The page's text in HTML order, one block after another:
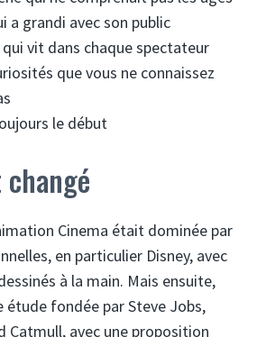
a grandi avec son public
vit dans chaque spectateur
que vous ne connaissez
le début
Cinema était dominée par
en particulier Disney, avec
à la main. Mais ensuite,
étude fondée par Steve Jobs,
Catmull, avec une proposition